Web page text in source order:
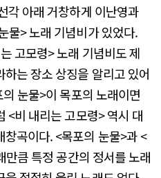
각 아래 거창하게 이난영과
물> 노래 기념비가 있었다.
고모령> 노래 기념비도 제
는 장소 상징을 알리고 있어
눈물>이 목포의 노래이면
<비 내리는 고모령> 역시 대
곡이다. <목포의 눈물>과 <
만큼 특정 공간의 정서를 노래